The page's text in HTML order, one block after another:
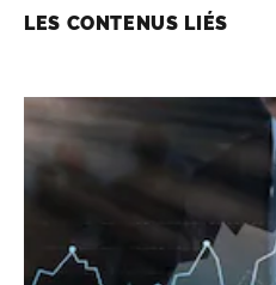
LES CONTENUS LIÉS